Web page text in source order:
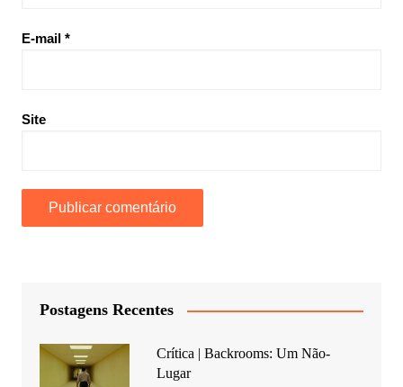
E-mail *
Site
Postagens Recentes
Crítica | Backrooms: Um Não-
Lugar